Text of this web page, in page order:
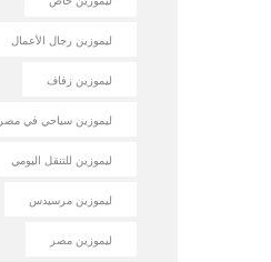
ليموزين رجال الأعمال
ليموزين زفاف
ليموزين سياحي في مصر
ليموزين للتنقل اليومي
ليموزين مرسيدس
ليموزين مصر